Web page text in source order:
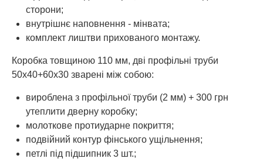
сторони;
внутрішнє наповнення - мінвата;
комплект лиштви прихованого монтажу.
Коробка товщиною 110 мм, дві профільні труби
50х40+60х30 зварені між собою:
вироблена з профільної труби (2 мм) + 300 грн
утеплити дверну коробку;
молоткове протиударне покриття;
подвійний контур фінського ущільнення;
петлі під підшипник 3 шт.;